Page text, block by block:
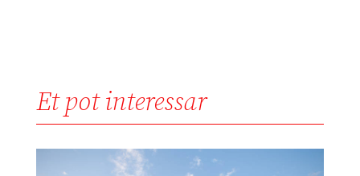
Et pot interessar